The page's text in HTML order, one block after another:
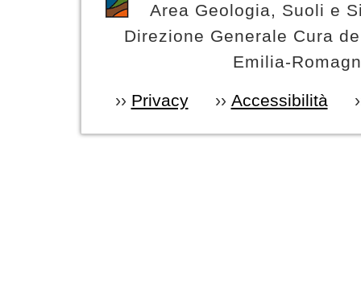
Area Geologia, Suoli e
Direzione Generale Cura
Emilia-
›› Privacy ›› Accessibilità